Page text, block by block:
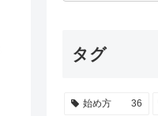
タグ
始め方 36